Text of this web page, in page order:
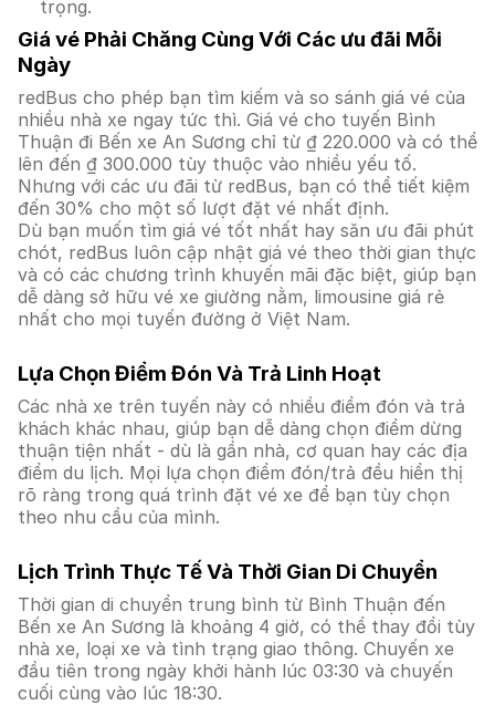
trọng.
Giá vé Phải Chăng Cùng Với Các ưu đãi Mỗi
Ngày
redBus cho phép bạn tìm kiếm và so sánh giá vé của
nhiều nhà xe ngay tức thì. Giá vé cho tuyến Bình
Thuận đi Bến xe An Sương chỉ từ ₫ 220.000 và có thể
lên đến ₫ 300.000 tùy thuộc vào nhiều yếu tố.
Nhưng với các ưu đãi từ redBus, bạn có thể tiết kiệm
đến 30% cho một số lượt đặt vé nhất định.
Dù bạn muốn tìm giá vé tốt nhất hay săn ưu đãi phút
chót, redBus luôn cập nhật giá vé theo thời gian thực
và có các chương trình khuyến mãi đặc biệt, giúp bạn
dễ dàng sở hữu vé xe giường nằm, limousine giá rẻ
nhất cho mọi tuyến đường ở Việt Nam.
Lựa Chọn Điểm Đón Và Trả Linh Hoạt
Các nhà xe trên tuyến này có nhiều điểm đón và trả
khách khác nhau, giúp bạn dễ dàng chọn điểm dừng
thuận tiện nhất - dù là gần nhà, cơ quan hay các địa
điểm du lịch. Mọi lựa chọn điểm đón/trả đều hiển thị
rõ ràng trong quá trình đặt vé xe để bạn tùy chọn
theo nhu cầu của mình.
Lịch Trình Thực Tế Và Thời Gian Di Chuyển
Thời gian di chuyển trung bình từ Bình Thuận đến
Bến xe An Sương là khoảng 4 giờ, có thể thay đổi tùy
nhà xe, loại xe và tình trạng giao thông. Chuyến xe
đầu tiên trong ngày khởi hành lúc 03:30 và chuyến
cuối cùng vào lúc 18:30.